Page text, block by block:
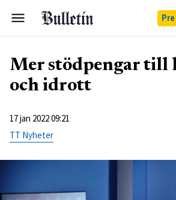
Mer stödpengar
och idrott
17 jan 2022 09:21
TT Nyheter